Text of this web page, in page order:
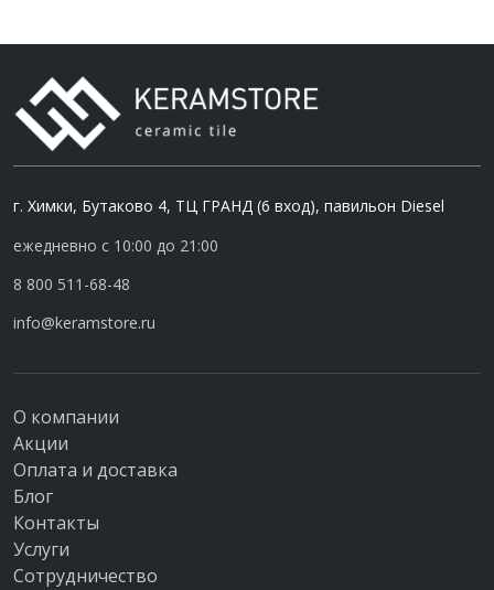
г. Химки, Бутаково 4, ТЦ ГРАНД (6 вход), павильон Diesel
ежедневно с 10:00 до 21:00
8 800 511-68-48
info@keramstore.ru
О компании
Акции
Оплата и доставка
Блог
Контакты
Услуги
Сотрудничество